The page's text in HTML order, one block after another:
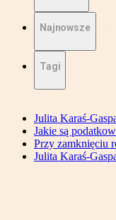
Najnowsze
Tagi
Julita Karaś-
Jakie są
Przy zamknięciu
Julita Karaś-